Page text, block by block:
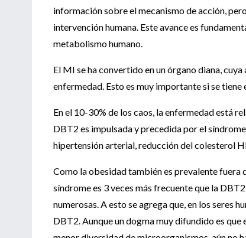
información sobre el mecanismo de acción,
intervención humana. Este avance es
metabolismo humano.
El MI se ha convertido en un órgano diana,
enfermedad. Esto es muy importante si se
En el 10-30% de los caos, la enfermedad está
DBT2 es impulsada y precedida por el
hipertensión arterial, reducción del colesterol
Como la obesidad también es prevalente fuera
síndrome es 3 veces más frecuente que la
numerosas. A esto se agrega que, en los seres
DBT2. Aunque un dogma muy difundido es